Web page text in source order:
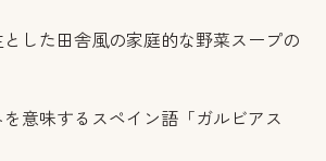
した田舎風の家庭的な野菜スープの
意味するスペイン語「ガルビアス